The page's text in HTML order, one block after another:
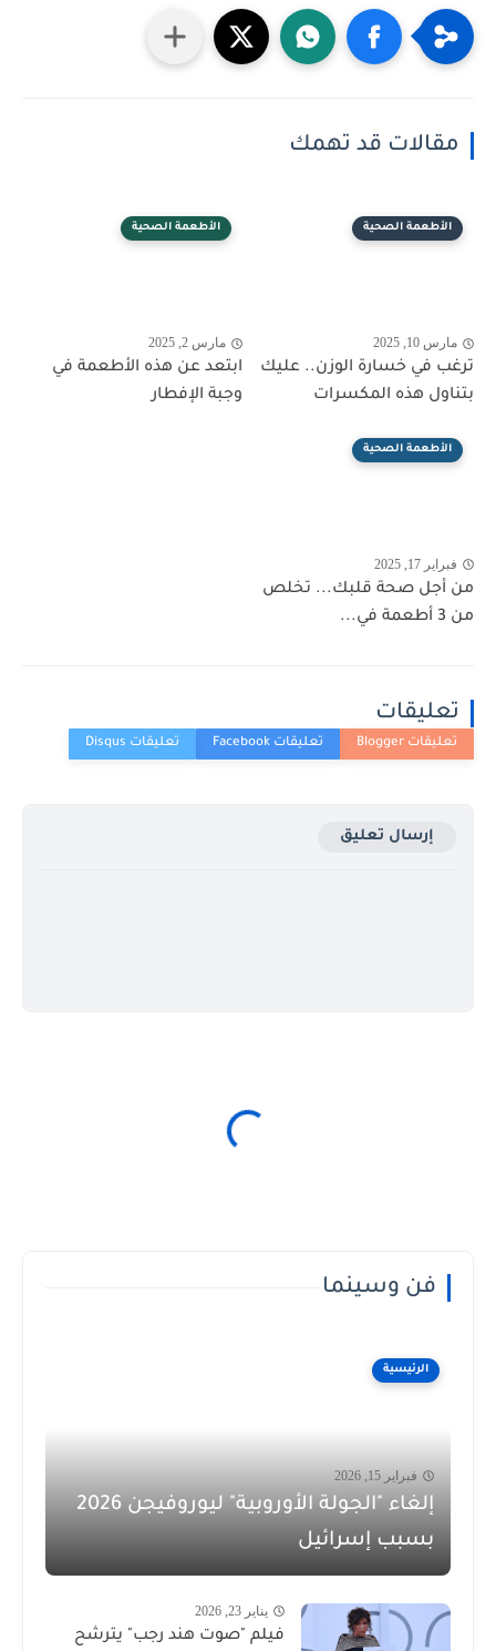
مقالات قد تهمك
الأطعمة الصحية
مارس 10, 2025
ترغب في خسارة الوزن.. عليك
بتناول هذه المكسرات
الأطعمة الصحية
مارس 2, 2025
ابتعد عن هذه الأطعمة في
وجبة الإفطار
الأطعمة الصحية
فبراير 17, 2025
من أجل صحة قلبك... تخلص
من 3 أطعمة في...
تعليقات
إرسال تعليق
فن وسينما
الرئيسية
فبراير 15, 2026
إلغاء "الجولة الأوروبية" ليوروفيجن 2026
بسبب إسرائيل
يناير 23, 2026
فيلم "صوت هند رجب" يترشح